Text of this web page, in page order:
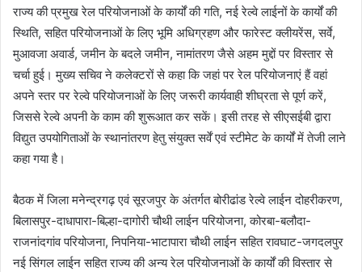
राज्य की प्रमुख रेल परियोजनाओं के कार्यों की गति, नई रेल्वे लाईनों के कार्यों की
स्थिति, सहित परियोजनाओं के लिए भूमि अधिग्रहण और फारेस्ट क्लीयरेंस, सर्वे,
मुआवजा अवार्ड, जमीन के बदले जमीन, नामांतरण जैसे अहम मुद्दों पर विस्तार से
चर्चा हुई। मुख्य सचिव ने कलेक्टरों से कहा कि जहां पर रेल परियोजनाएं हैं वहां
अपने स्तर पर रेल्वे परियोजनाओं के लिए जरूरी कार्यवाही शीघ्रता से पूर्ण करें,
जिससे रेल्वे अपनी के काम की शुरूआत कर सकें। इसी तरह से सीएसईबी द्वारा
विद्युत उपयोगिताओं के स्थानांतरण हेतु संयुक्त सर्वें एवं स्टीमेट के कार्यों में तेजी लाने
कहा गया है।
बैठक में जिला मनेन्द्रगढ़ एवं सूरजपुर के अंतर्गत बोरीढांड रेल्वे लाईन दोहरीकरण,
बिलासपुर-दाधापारा-बिल्हा-दागोरी चौथी लाईन परियोजना, कोरबा-बलौदा-
राजनांदगांव परियोजना, निपनिया-भाटापारा चौथी लाईन सहित रावघाट-जगदलपुर
नई सिंगल लाईन सहित राज्य की अन्य रेल परियोजनाओं के कार्यों की विस्तार से